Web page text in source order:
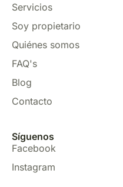
Servicios
Soy propietario
Quiénes somos
FAQ's
Blog
Contacto
Síguenos
Facebook
Instagram